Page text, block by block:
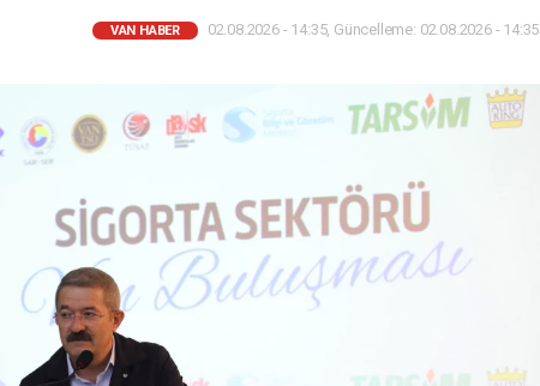
VAN HABER 02.08.2026 - 14:35, Güncelleme: 02.08.2026 - 14:35